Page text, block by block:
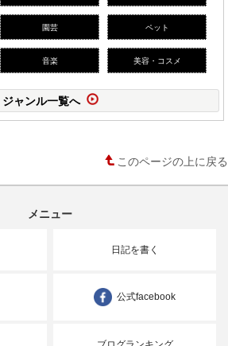
園芸 ペット
音楽 美容・コスメ
ジャンル一覧へ
このページの上に戻る
メニュー
日記を書く
公式facebook